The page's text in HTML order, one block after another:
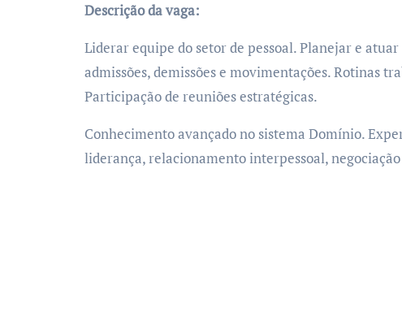
Descrição da vaga:
Liderar equipe do setor de pessoal. Planejar e
admissões, demissões e movimentações. Rotinas
Participação de reuniões estratégicas.
Conhecimento avançado no sistema Domínio.
liderança, relacionamento interpessoal,